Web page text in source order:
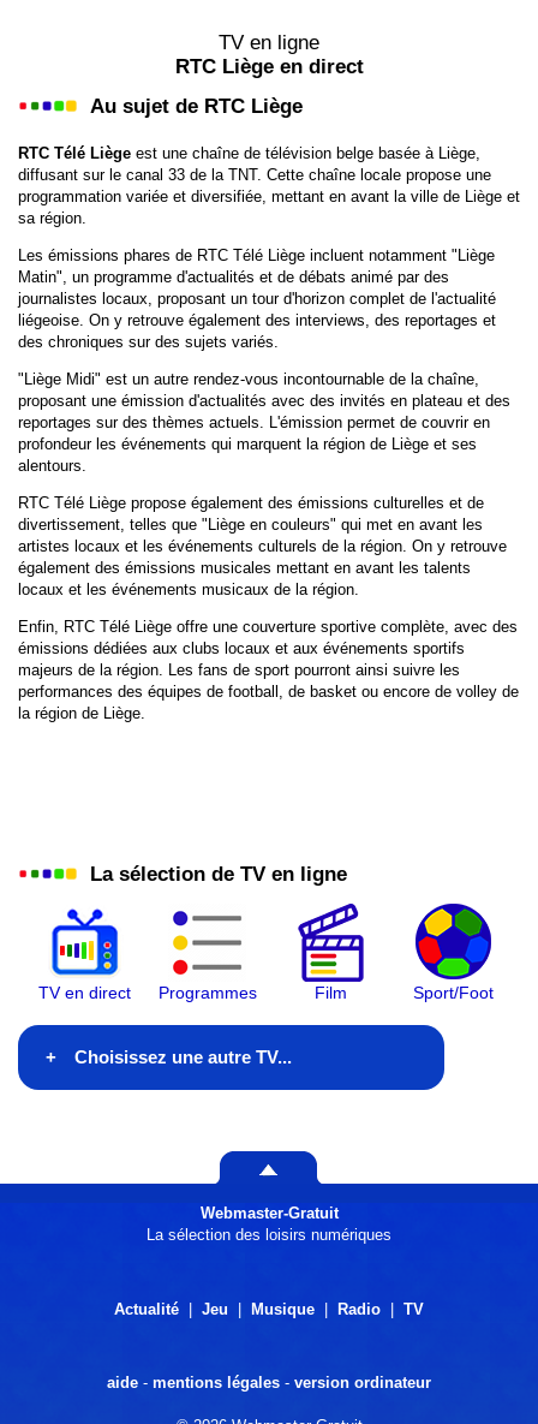
RTL Club
La Trois
Arte Belgique
AB3
BE1
Tipik Vision
TV Belgique
TV en direct
TV en ligne
RTC Liège en direct
Au sujet de RTC Liège
RTC Télé Liège est une chaîne de télévision belge basée à Liège,
diffusant sur le canal 33 de la TNT. Cette chaîne locale propose une
programmation variée et diversifiée, mettant en avant la ville de Liège et
sa région.
Les émissions phares de RTC Télé Liège incluent notamment "Liège
Matin", un programme d'actualités et de débats animé par des
journalistes locaux, proposant un tour d'horizon complet de l'actualité
liégeoise. On y retrouve également des interviews, des reportages et
des chroniques sur des sujets variés.
"Liège Midi" est un autre rendez-vous incontournable de la chaîne,
proposant une émission d'actualités avec des invités en plateau et des
reportages sur des thèmes actuels. L'émission permet de couvrir en
profondeur les événements qui marquent la région de Liège et ses
alentours.
RTC Télé Liège propose également des émissions culturelles et de
divertissement, telles que "Liège en couleurs" qui met en avant les
artistes locaux et les événements culturels de la région. On y retrouve
également des émissions musicales mettant en avant les talents
locaux et les événements musicaux de la région.
Enfin, RTC Télé Liège offre une couverture sportive complète, avec des
émissions dédiées aux clubs locaux et aux événements sportifs
majeurs de la région. Les fans de sport pourront ainsi suivre les
performances des équipes de football, de basket ou encore de volley de
la région de Liège.
La sélection de TV en ligne
TV en direct Programmes Film Sport/Foot
Choisissez une autre TV...
Ce soir à la télé
Généralistes
Musique
Webmaster-Gratuit
La sélection des loisirs numériques
Actualité Jeu Musique Radio TV
aide - mentions légales - version ordinateur